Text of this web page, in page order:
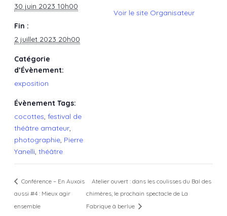
30 juin 2023 10h00
Fin :
2 juillet 2023 20h00
Catégorie
d’Évènement:
exposition
Évènement Tags:
cocottes, festival de
théâtre amateur,
photographie, Pierre
Yanelli, théâtre
Voir le site Organisateur
Conférence – En Auxois
aussi #4 : Mieux agir
ensemble
Atelier ouvert : dans les coulisses du Bal des
chimères, le prochain spectacle de La
Fabrique à berlue